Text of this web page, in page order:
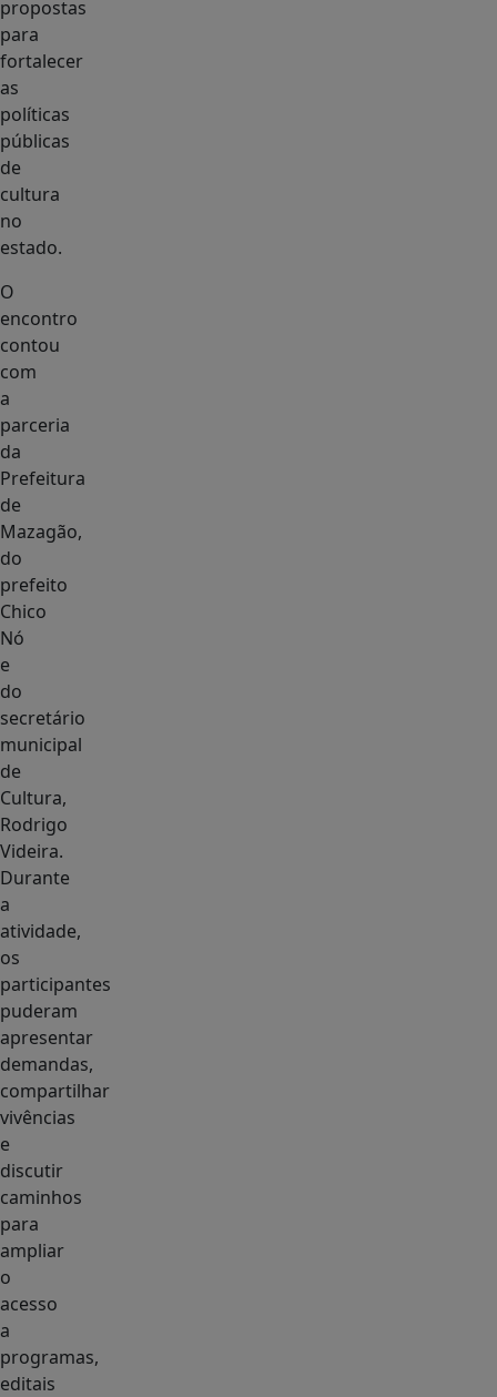
propostas
para
fortalecer
as
políticas
públicas
de
cultura
no
estado.
O
encontro
contou
com
a
parceria
da
Prefeitura
de
Mazagão,
do
prefeito
Chico
Nó
e
do
secretário
municipal
de
Cultura,
Rodrigo
Videira.
Durante
a
atividade,
os
participantes
puderam
apresentar
demandas,
compartilhar
vivências
e
discutir
caminhos
para
ampliar
o
acesso
a
programas,
editais